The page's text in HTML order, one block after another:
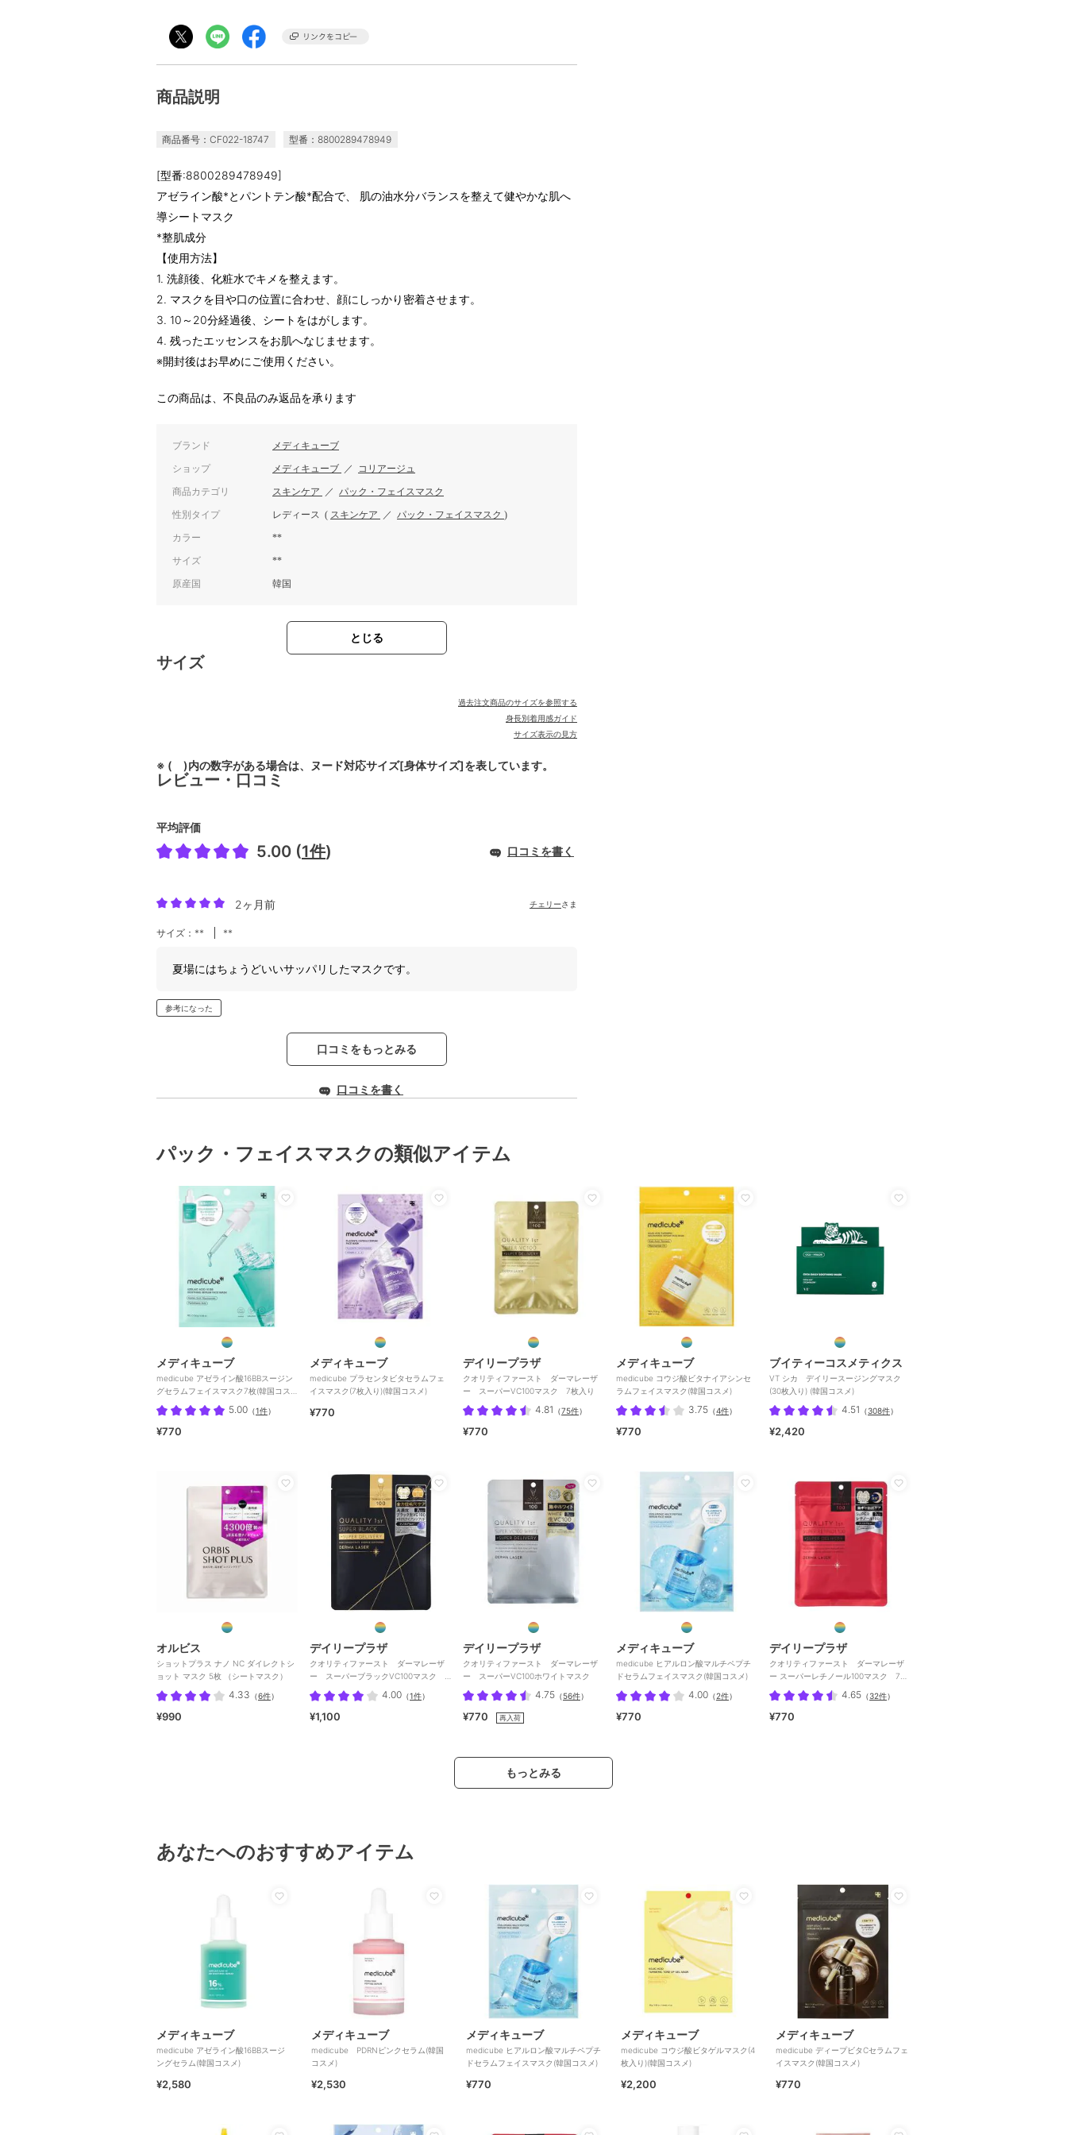
商品説明
商品番号：CF022-18747 型番：8800289478949
[型番:8800289478949]
アゼライン酸*とパントテン酸*配合で、 肌の油水分バランスを整えて健やかな肌へ
導シートマスク
*整肌成分
【使用方法】
1. 洗顔後、化粧水でキメを整えます。
2. マスクを目や口の位置に合わせ、顔にしっかり密着させます。
3. 10～20分経過後、シートをはがします。
4. 残ったエッセンスをお肌へなじませます。
※開封後はお早めにご使用ください。
この商品は、不良品のみ返品を承ります
ブランド メディキューブ
ショップ メディキューブ ／ コリアージュ
商品カテゴリ スキンケア ／ パック・フェイスマスク
性別タイプ レディース ( スキンケア ／ パック・フェイスマスク )
カラー **
サイズ **
原産国 韓国
とじる
サイズ
過去注文商品のサイズを参照する
身長別着用感ガイド
サイズ表示の見方
※ ( )内の数字がある場合は、ヌード対応サイズ[身体サイズ]を表しています。
レビュー・口コミ
平均評価
5.00 (1件) 口コミを書く
2ヶ月前 チェリーさま
サイズ：** **
夏場にはちょうどいいサッパリしたマスクです。
参考になった
口コミをもっとみる
口コミを書く
パック・フェイスマスクの類似アイテム
メディキューブ
medicube アゼライン酸16BBスージン
グセラムフェイスマスク7枚(韓国コス
メ)
5.00 （1件）
¥770
メディキューブ
medicube プラセンタビタセラムフェ
イスマスク(7枚入り)(韓国コスメ)
¥770
デイリープラザ
クオリティファースト ダーマレーザ
ー スーパーVC100マスク 7枚入り
4.81 （75件）
¥770
メディキューブ
medicube コウジ酸ビタナイアシンセ
ラムフェイスマスク(韓国コスメ)
3.75 （4件）
¥770
ブイティーコスメティクス
VT シカ デイリースージングマスク
(30枚入り) (韓国コスメ)
4.51 （308件）
¥2,420
オルビス
ショットプラス ナノ NC ダイレクトシ
ョット マスク 5枚 （シートマスク）
4.33 （6件）
¥990
デイリープラザ
クオリティファースト ダーマレーザ
ー スーパーブラックVC100マスク 7
枚入り
4.00 （1件）
¥1,100
デイリープラザ
クオリティファースト ダーマレーザ
ー スーパーVC100ホワイトマスク
4.75 （56件）
¥770 再入荷
メディキューブ
medicube ヒアルロン酸マルチペプチ
ドセラムフェイスマスク(韓国コスメ)
4.00 （2件）
¥770
デイリープラザ
クオリティファースト ダーマレーザ
ー スーパーレチノール100マスク 7枚
入り
4.65 （32件）
¥770
もっとみる
あなたへのおすすめアイテム
メディキューブ
medicube アゼライン酸16BBスージ
ングセラム(韓国コスメ)
¥2,580
メディキューブ
medicube PDRNピンクセラム(韓国
コスメ)
¥2,530
メディキューブ
medicube ヒアルロン酸マルチペプチ
ドセラムフェイスマスク(韓国コスメ)
¥770
メディキューブ
medicube コウジ酸ビタゲルマスク(4
枚入り)(韓国コスメ)
¥2,200
メディキューブ
medicube ディープビタCセラムフェ
イスマスク(韓国コスメ)
¥770